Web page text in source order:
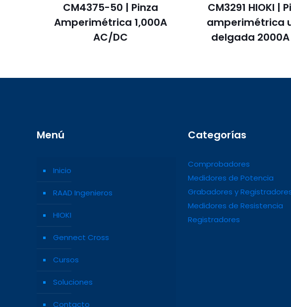
CM4375-50 | Pinza
Amperimétrica 1,000A
AC/DC
CM3291 HIOKI |
amperimétrica
delgada 2000A
Menú
Inicio
RAAD Ingenieros
HIOKI
Gennect Cross
Cursos
Soluciones
Contacto
Categorías
Comprobadores
Medidores de Potencia
Grabadores y
Medidores de Resistencia
Registradores